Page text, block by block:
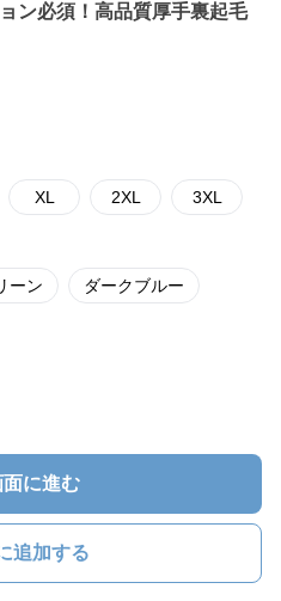
ン必須！高品質厚手裏起毛
XL 2XL 3XL
ーン ダークブルー
に進む
追加する